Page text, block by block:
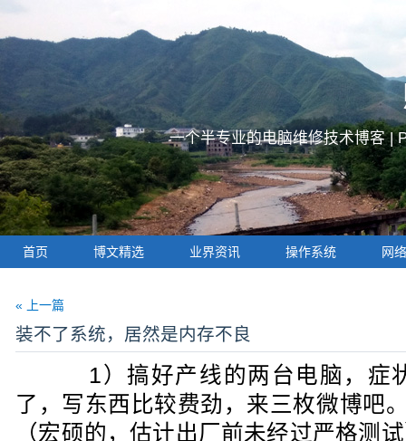
一个半专业的电脑维修技术博客 |
首页 博文精选 业界资讯 操作系统 网
« 上一篇
装不了系统，居然是内存不良
1）搞好产线的两台电脑，症
了，写东西比较费劲，来三枚微博吧
（宏硕的，估计出厂前未经过严格测